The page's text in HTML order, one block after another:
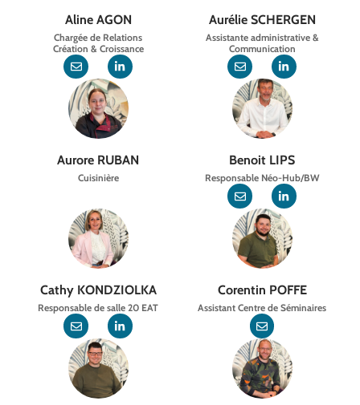
Aline AGON
Chargée de Relations
Création & Croissance
Aurélie SCHERGEN
Assistante administrative &
Communication
Aurore RUBAN
Cuisinière
Benoit LIPS
Responsable Néo-Hub/BW
Cathy KONDZIOLKA
Responsable de salle 20 EAT
Corentin POFFE
Assistant Centre de Séminaires